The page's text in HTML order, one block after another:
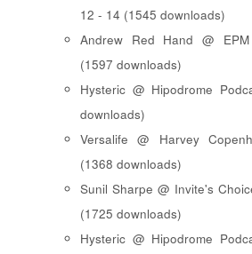
12 - 14 (1545 downloads)
Andrew Red Hand @
(1597 downloads)
Hysteric @ Hipodrome
downloads)
Versalife @ Harvey
(1368 downloads)
Sunil Sharpe @ Invite's
(1725 downloads)
Hysteric @ Hipodrome